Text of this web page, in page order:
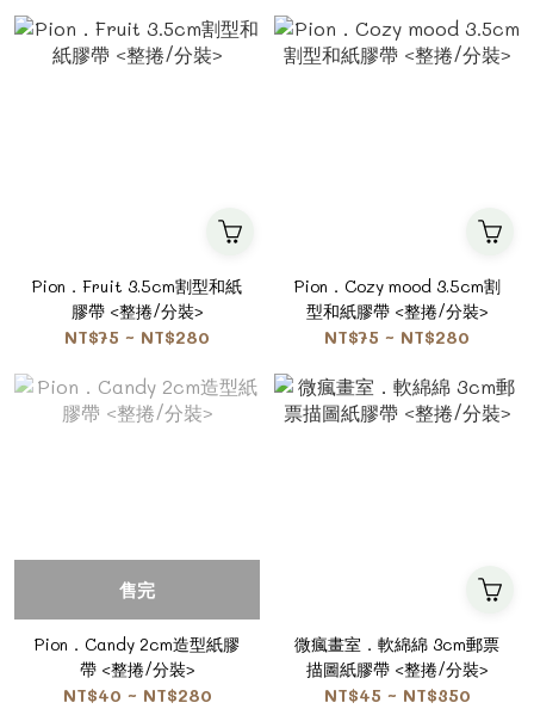
Pion．Fruit 3.5cm割型和紙
膠帶 <整捲/分裝>
NT$75 ~ NT$280
Pion．Cozy mood 3.5cm割
型和紙膠帶 <整捲/分裝>
NT$75 ~ NT$280
售完
Pion．Candy 2cm造型紙膠
帶 <整捲/分裝>
NT$40 ~ NT$280
微瘋畫室．軟綿綿 3cm郵票
描圖紙膠帶 <整捲/分裝>
NT$45 ~ NT$350